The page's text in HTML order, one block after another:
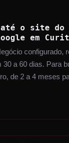
até o site do
em
configurado,
30 a 60 dias. Para
de 2 a 4 meses